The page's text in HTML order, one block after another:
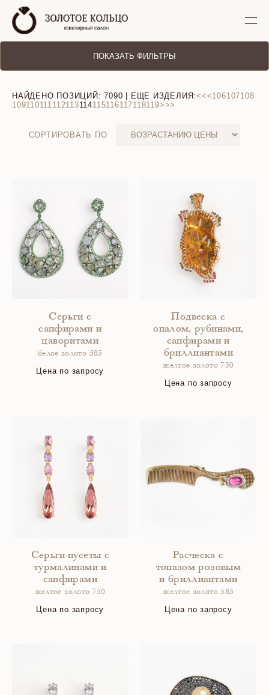
ПОКАЗАТЬ ФИЛЬТРЫ
НАЙДЕНО ПОЗИЦИЙ:7090 | ЕЩЕ ИЗДЕЛИЯ:<<<106107108
109110111112113114115116117118119>>>
СОРТИРОВАТЬ ПО
Серьги с
сапфирами и
цаворитами
белое золото 585
Цена по запросу
Подвеска с
опалом, рубинами,
сапфирами и
бриллиантами
желтое золото 750
Цена по запросу
Серьги-пусеты с
турмалинами и
сапфирами
желтое золото 750
Цена по запросу
Расческа с
топазом розовым
и бриллиантами
желтое золото 585
Цена по запросу